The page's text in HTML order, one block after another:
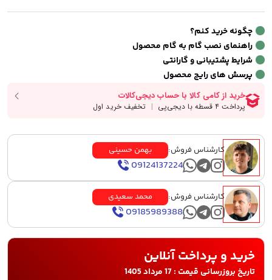
چگونه خرید کنم؟
راهنمای نصب گام به گام محصول
شرایط پشتیبانی و گارانتی
پرسش های رایج محصول
کارشناس فروش: بهمن حسینی
09124137224
کارشناس فروش: محمد سعیدی
09185989388
خرید و پرداخت آنلاین
تاریخ بروزرسانی قیمت : 17 مرداد 1405